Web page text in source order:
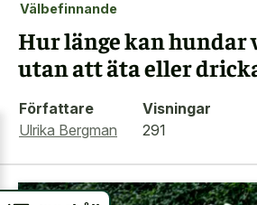
Välbefinnande
Hur länge kan hundar
utan att äta eller
Författare
Ulrika Bergman
Visningar
291